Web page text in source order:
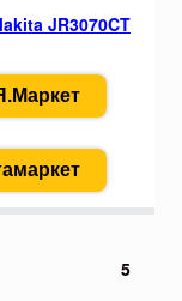
JR3070CT
5